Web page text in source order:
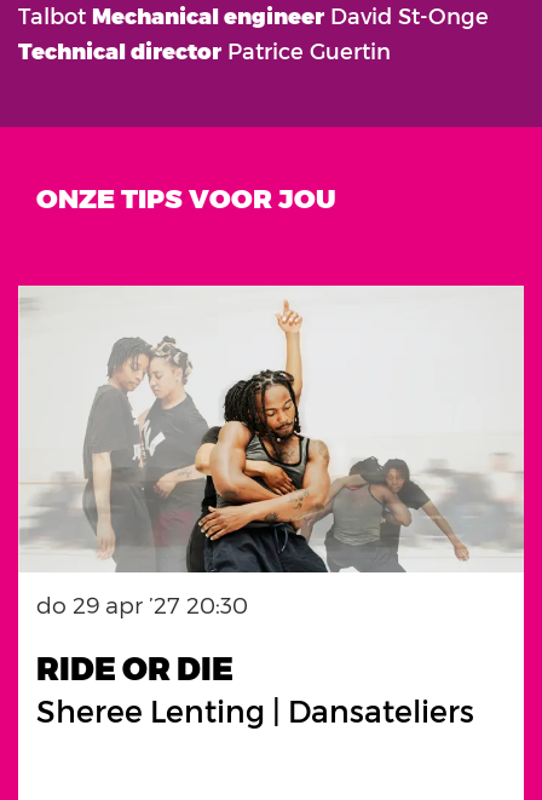
Talbot Mechanical engineer David St-Onge
Technical director Patrice Guertin
ONZE TIPS VOOR JOU
RIDE OR DIE
Sheree Lenting | Dansateliers
do 29 apr ’27 20:30